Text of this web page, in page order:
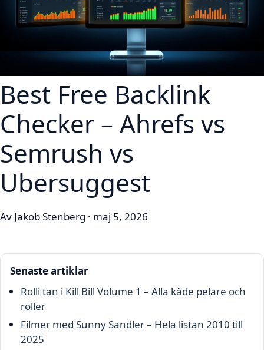
Best Free Backlink
Checker – Ahrefs vs
Semrush vs
Ubersuggest
Av Jakob Stenberg · maj 5, 2026
Senaste artiklar
Rolli tan i Kill Bill Volume 1 – Alla kåde pelare och
roller
Filmer med Sunny Sandler – Hela listan 2010 till
2025